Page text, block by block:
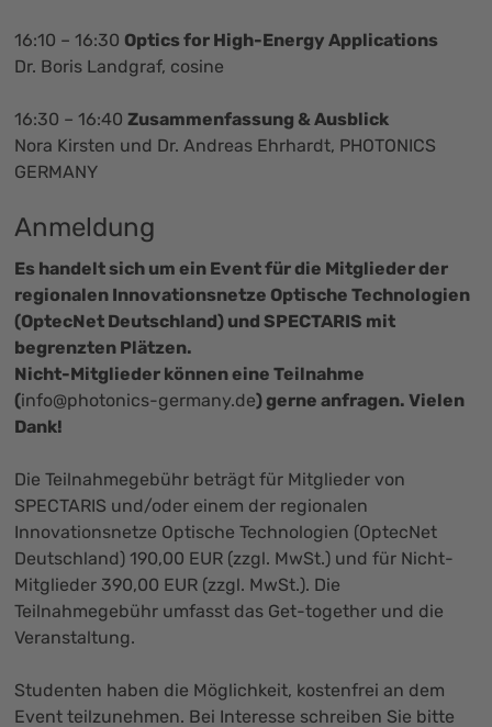
16:10 – 16:30 Optics for High-Energy Applications
Dr. Boris Landgraf, cosine
16:30 – 16:40Zusammenfassung & Ausblick
Nora Kirsten und Dr. Andreas Ehrhardt, PHOTONICS
GERMANY
Anmeldung
Es handelt sich um ein Event für die Mitglieder der
regionalen Innovationsnetze Optische Technologien
(OptecNet Deutschland) und SPECTARIS mit
begrenzten Plätzen.
Nicht-Mitglieder können eine Teilnahme
(info@photonics-germany.de) gerne anfragen. Vielen
Dank!
Die Teilnahmegebühr beträgt für Mitglieder von
SPECTARIS und/oder einem der regionalen
Innovationsnetze Optische Technologien (OptecNet
Deutschland) 190,00 EUR (zzgl. MwSt.) und für Nicht-
Mitglieder 390,00 EUR (zzgl. MwSt.). Die
Teilnahmegebühr umfasst das Get-together und die
Veranstaltung.
Studenten haben die Möglichkeit, kostenfrei an dem
Event teilzunehmen. Bei Interesse schreiben Sie bitte